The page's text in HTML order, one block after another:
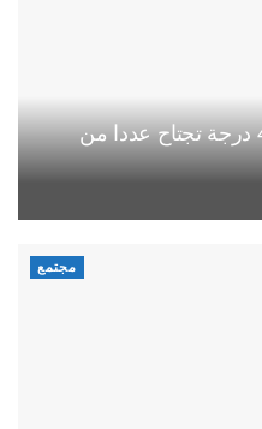
موجة حر شديدة تصل إلى 47 درجة تجتاح عددا من
مجتمع